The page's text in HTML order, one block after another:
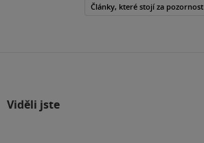
Články, které stojí za pozornost
Viděli jste